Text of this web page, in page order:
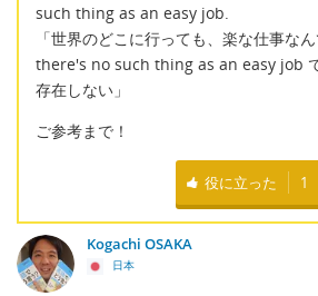
such thing as an easy job.
「世界のどこに行っても、楽な仕事な
there's no such thing as an easy job
存在しない」
ご参考まで！
役に立った 1
Kogachi OSAKA
日本